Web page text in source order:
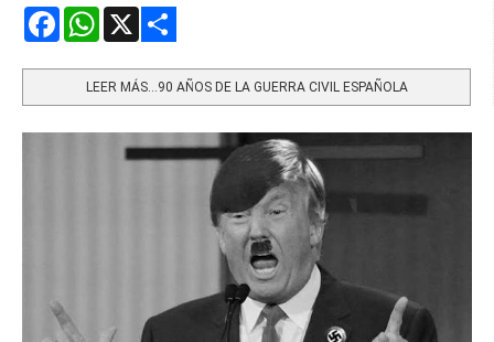
FacebookWhatsApp
LEER MÁS…90 AÑOS DE LA GUERRA CIVIL ESPAÑOLA